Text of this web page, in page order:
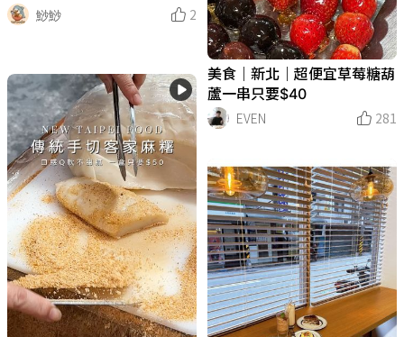
鯋鯋
2
美食｜新北｜超便宜草莓糖葫
蘆一串只要$40
EVEN
281